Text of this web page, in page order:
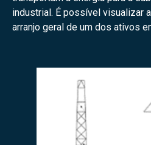
industrial. É possível visualizar
arranjo geral de um dos ativos